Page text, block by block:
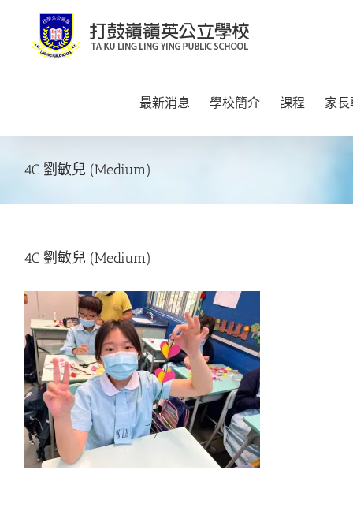
content
最新消息 學校簡介 課程 家
4C 劉敏兒 (Medium)
4C 劉敏兒 (Medium)